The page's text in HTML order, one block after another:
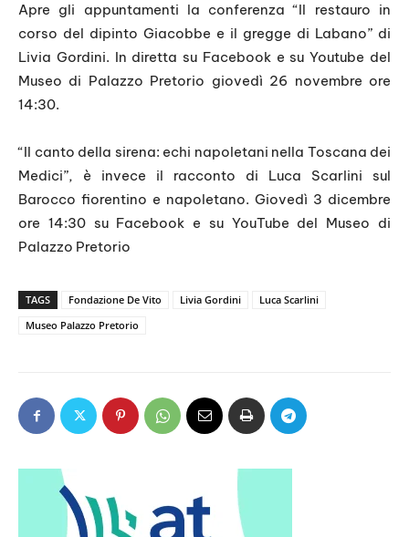
Apre gli appuntamenti la conferenza “Il restauro in
corso del dipinto Giacobbe e il gregge di Labano” di
Livia Gordini. In diretta su Facebook e su Youtube del
Museo di Palazzo Pretorio giovedì 26 novembre ore
14:30.
“Il canto della sirena: echi napoletani nella Toscana dei
Medici”, è invece il racconto di Luca Scarlini sul
Barocco fiorentino e napoletano. Giovedì 3 dicembre
ore 14:30 su Facebook e su YouTube del Museo di
Palazzo Pretorio
TAGS Fondazione De Vito Livia Gordini
Luca Scarlini
Museo Palazzo Pretorio